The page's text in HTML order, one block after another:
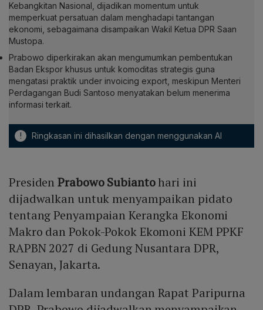
Kebangkitan Nasional, dijadikan momentum untuk
memperkuat persatuan dalam menghadapi tantangan
ekonomi, sebagaimana disampaikan Wakil Ketua DPR Saan
Mustopa.
Prabowo diperkirakan akan mengumumkan pembentukan
Badan Ekspor khusus untuk komoditas strategis guna
mengatasi praktik under invoicing export, meskipun Menteri
Perdagangan Budi Santoso menyatakan belum menerima
informasi terkait.
! Ringkasan ini dihasilkan dengan menggunakan AI
PresidenPrabowo Subiantohari ini
dijadwalkan untuk menyampaikan pidato
tentang Penyampaian Kerangka Ekonomi
Makro dan Pokok-Pokok Ekomoni KEM PPKF
RAPBN 2027 di Gedung Nusantara DPR,
Senayan, Jakarta.
Dalam lembaran undangan Rapat Paripurna